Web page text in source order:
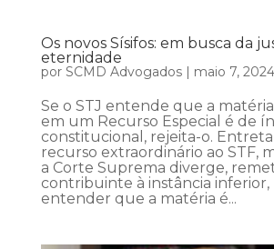
Os novos Sísifos: em busca da
eternidade
por SCMD Advogados| maio 7, 2024
Se o STJ entende que a
em um Recurso Especial é de
constitucional, rejeita-o.
recurso extraordinário ao STF,
a Corte Suprema diverge,
contribuinte à instância inferior,
entender que a matéria é...